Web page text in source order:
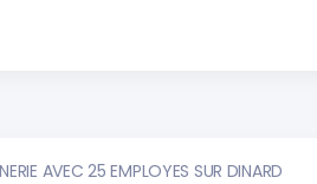
AVEC 25 EMPLOYES SUR DINARD